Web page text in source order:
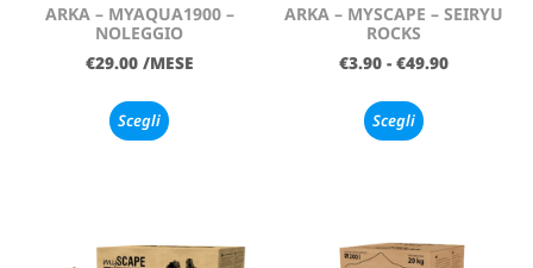
ARKA – MYAQUA1900 –
NOLEGGIO
€29.00 /MESE
Scegli
ARKA – MYSCAPE – SEIRYU
ROCKS
€3.90 - €49.90
Scegli